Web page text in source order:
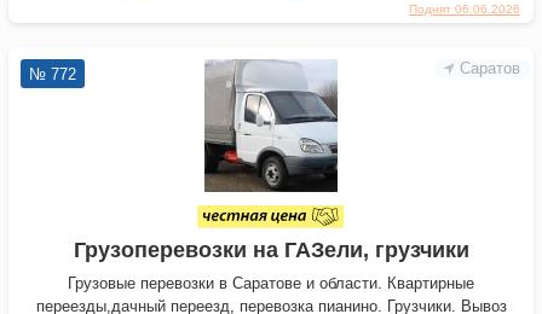
Поднят 06.06.2026
Саратов
№ 772
Грузоперевозки на ГАЗели, грузчики
Грузовые перевозки в Саратове и области. Квартирные
переезды,дачный переезд, перевозка пианино. Грузчики. Вывоз